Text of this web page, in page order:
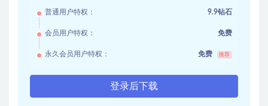
普通用户特权： 9.9钻石
会员用户特权： 免费
永久会员用户特权： 免费 推荐
登录后下载